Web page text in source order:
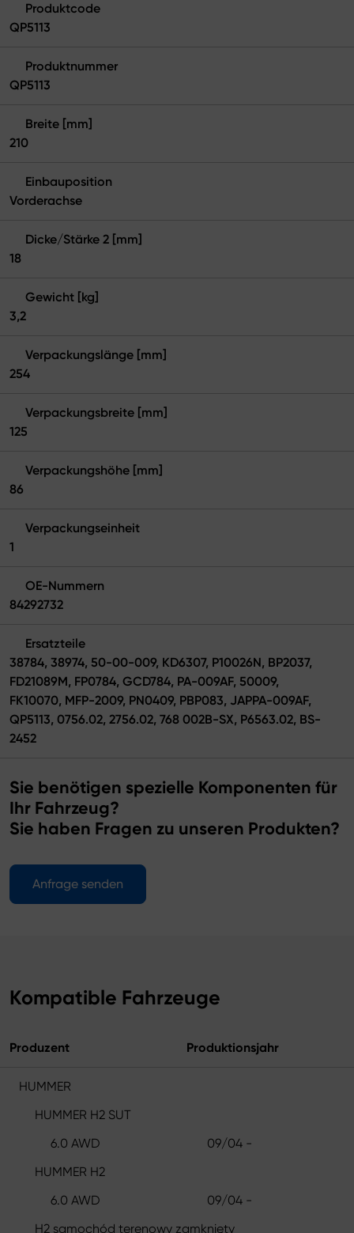
Produktcode
QP5113
Produktnummer
QP5113
Breite [mm]
210
Einbauposition
Vorderachse
Dicke/Stärke 2 [mm]
18
Gewicht [kg]
3,2
Verpackungslänge [mm]
254
Verpackungsbreite [mm]
125
Verpackungshöhe [mm]
86
Verpackungseinheit
1
OE-Nummern
84292732
Ersatzteile
38784, 38974, 50-00-009, KD6307, P10026N, BP2037,
FD21089M, FP0784, GCD784, PA-009AF, 50009,
FK10070, MFP-2009, PN0409, PBP083, JAPPA-009AF,
QP5113, 0756.02, 2756.02, 768 002B-SX, P6563.02, BS-
2452
Sie benötigen spezielle Komponenten für
Ihr Fahrzeug?
Sie haben Fragen zu unseren Produkten?
Anfrage senden
Kompatible Fahrzeuge
Produzent Produktionsjahr
HUMMER
HUMMER H2 SUT
6.0 AWD
09/04 -
HUMMER H2
6.0 AWD
09/04 -
H2 samochód terenowy zamknięty